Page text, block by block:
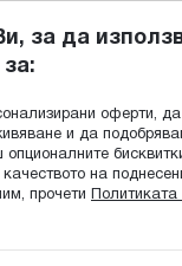
ХРАНИТЕЛНИ ДОБАВКИ
за да
оферти, да
и да
на
прочети
Политиката